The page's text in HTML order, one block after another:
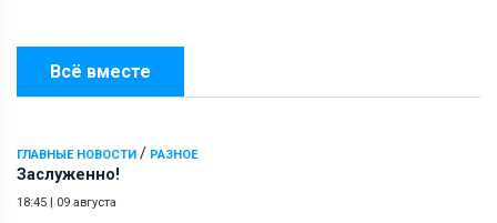
Всё вместе
ГЛАВНЫЕ НОВОСТИ / РАЗНОЕ
Заслуженно!
18:45 | 09 августа